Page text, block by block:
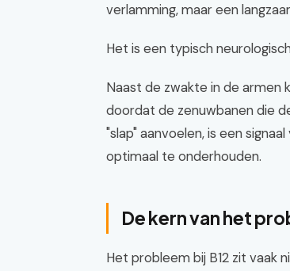
verlamming, maar een
Het is een typisch
Naast de zwakte in de armen
doordat de zenuwbanen die
"slap" aanvoelen, is een
optimaal te onderhouden.
De kern van het
Het probleem bij B12 zit vaak